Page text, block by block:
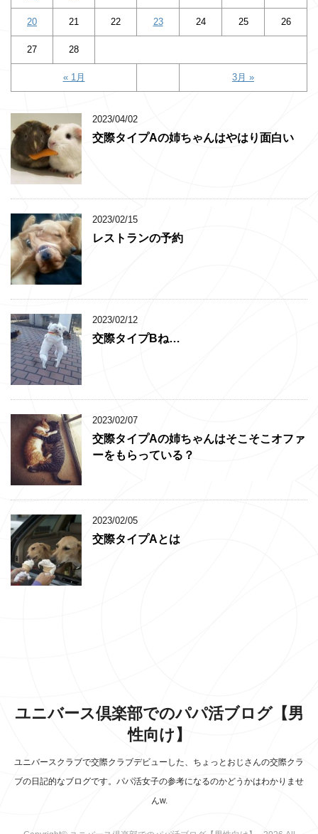
« 1月 3月 »
20 21 22 23 24 25 26
27 28
2023/04/02
交際タイプAの姉ちゃんはやはり面白い
2023/02/15
レストランの予約
2023/02/12
交際タイプBね…
2023/02/07
交際タイプAの姉ちゃんはそこそこオファ
ーをもらっている？
2023/02/05
交際タイプAとは
ユニバース倶楽部でのパパ活ブログ【男
性向け】
ユニバースクラブで交際クラブデビューした、ちょっとおじさんの交際クラ
ブの日記的なブログです。パパ活女子の参考になるのかどうかはわかりませ
んw.